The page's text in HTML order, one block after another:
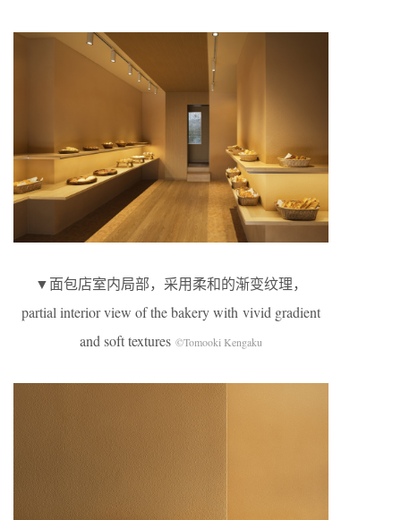
▼面包店室内局部，采用柔和的渐变纹理，
partial interior view of the bakery with vivid gradient
and soft textures ©Tomooki Kengaku